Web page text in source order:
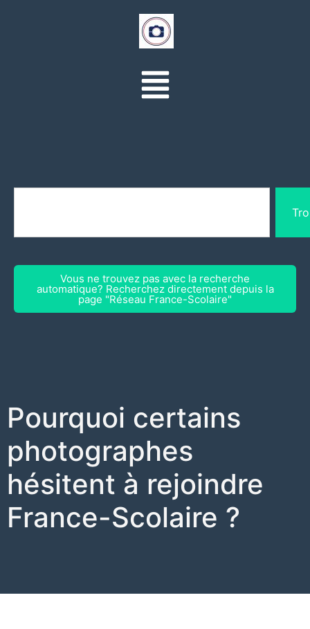
Vous ne trouvez pas avec la recherche
automatique? Recherchez directement depuis la
page "Réseau France-Scolaire"
Pourquoi certains
photographes
hésitent à rejoindre
France-Scolaire ?